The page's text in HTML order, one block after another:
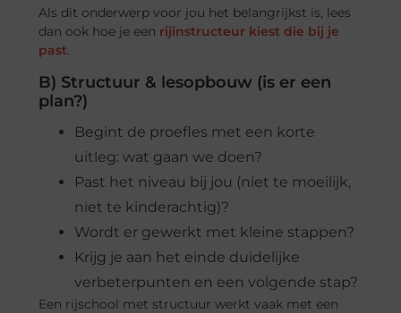
Als dit onderwerp voor jou het belangrijkst is, lees
dan ook hoe je een rijinstructeur kiest die bij je
past.
B) Structuur & lesopbouw (is er een
plan?)
Begint de proefles met een korte
uitleg: wat gaan we doen?
Past het niveau bij jou (niet te moeilijk,
niet te kinderachtig)?
Wordt er gewerkt met kleine stappen?
Krijg je aan het einde duidelijke
verbeterpunten en een volgende stap?
Een rijschool met structuur werkt vaak met een